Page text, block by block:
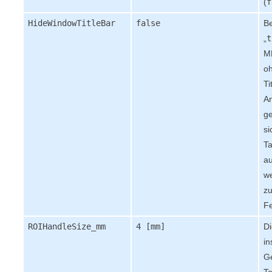
HideWindowTitleBar false
ROIHandleSize_mm 4 [mm]